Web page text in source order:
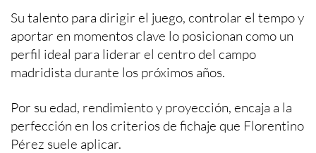
Su talento para dirigir el juego, controlar el tempo y
aportar en momentos clave lo posicionan como un
perfil ideal para liderar el centro del campo
madridista durante los próximos años.
Por su edad, rendimiento y proyección, encaja a la
perfección en los criterios de fichaje que Florentino
Pérez suele aplicar.